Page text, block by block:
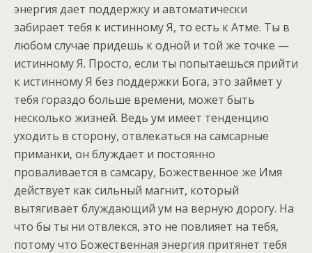
энергия дает поддержку и автоматически
забирает тебя к истинному Я, то есть к Атме. Ты в
любом случае придешь к одной и той же точке —
истинному Я. Просто, если ты попытаешься прийти
к истинному Я без поддержки Бога, это займет у
тебя гораздо больше времени, может быть
несколько жизней. Ведь ум имеет тенденцию
уходить в сторону, отвлекаться на самсарные
приманки, он блуждает и постоянно
проваливается в самсару, Божественное же Имя
действует как сильный магнит, который
вытягивает блуждающий ум на верную дорогу. На
что бы ты ни отвлекся, это не повлияет на тебя,
потому что Божественная энергия притянет тебя